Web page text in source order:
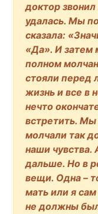
доктор
удалась. Мы
сказала:
«Да». И затем
полном
стояли перед
жизнь и все в
нечто
встретить. Мы
молчали так
наши чувства.
дальше. Но в
вещи. Одна –
мать или я
не должны